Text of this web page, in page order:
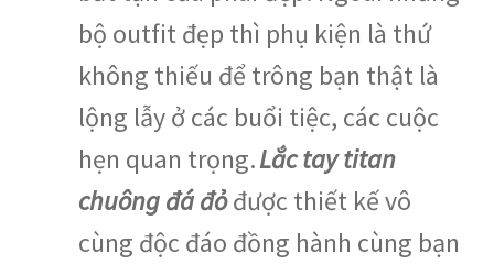
bộ outfit đẹp thì phụ kiện là thứ
không thiếu để trông bạn thật là
lộng lẫy ở các buổi tiệc, các cuộc
hẹn quan trọng.Lắc tay titan
chuông đá đỏđược thiết kế vô
cùng độc đáo đồng hành cùng bạn